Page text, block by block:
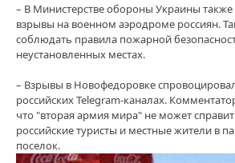
– В Министерстве обороны Украины также
взрывы на военном аэродроме россиян.
соблюдать правила пожарной
неустановленных местах.
– Взрывы в Новофедоровке
российских Telegram-каналах.
что "вторая армия мира" не может
российские туристы и местные жители в
поселок.